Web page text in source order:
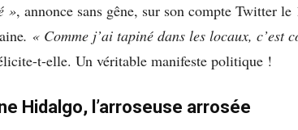
», annonce sans gêne, sur son compte Twitter
. « Comme j’ai tapiné dans les locaux, c’est
t-elle. Un véritable manifeste politique !
Hidalgo, l’arroseuse arrosée